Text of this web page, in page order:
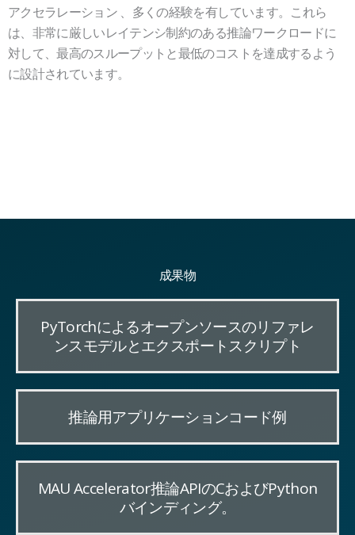
アクセラレーション 、多くの経験を有しています。これら
は、非常に厳しいレイテンシ制約のある推論ワークロードに
対して、最高のスループットと最低のコストを達成するよう
に設計されています。
成果物
PyTorchによるオープンソースのリファレ
ンスモデルとエクスポートスクリプト
推論用アプリケーションコード例
MAU Accelerator推論APIのCおよびPython
バインディング。